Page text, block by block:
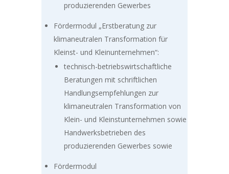
produzierenden Gewerbes
Fördermodul „Erstberatung zur
klimaneutralen Transformation für
Kleinst- und Kleinunternehmen“:
technisch-betriebswirtschaftliche
Beratungen mit schriftlichen
Handlungsempfehlungen zur
klimaneutralen Transformation von
Klein- und Kleinstunternehmen sowie
Handwerksbetrieben des
produzierenden Gewerbes sowie
Fördermodul